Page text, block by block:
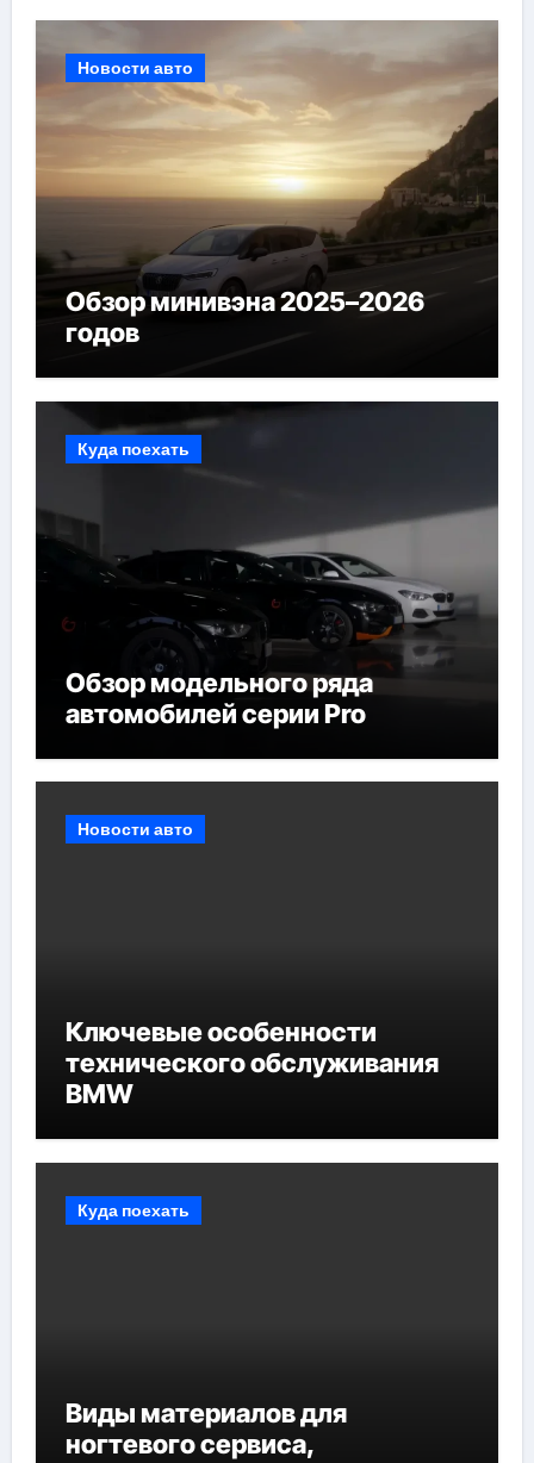
Новости авто
Обзор минивэна 2025–2026
годов
Куда поехать
Обзор модельного ряда
автомобилей серии Pro
Новости авто
Ключевые особенности
технического обслуживания
BMW
Куда поехать
Виды материалов для
ногтевого сервиса,